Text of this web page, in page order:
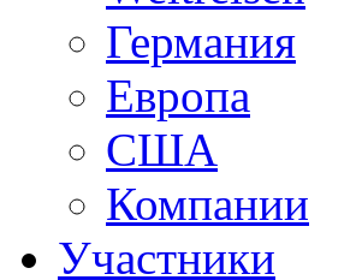
Германия
Европа
США
Компании
Участники